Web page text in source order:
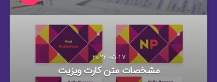
2022-05-17
مشخصات متن کارت ویزیت